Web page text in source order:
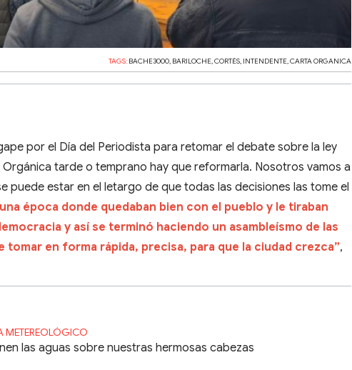
TAGS: BACHE3000, BARILOCHE,CORTÉS, INTENDENTE,CARTA ORGANICA
por el Día del Periodista para retomar el debate sobre la ley
tarde o temprano hay que reformarla. Nosotros vamos a
puede estar en el letargo de que todas las decisiones las tome el
época donde quedaban bien con el pueblo y le tiraban
y así se terminó haciendo un asambleísmo de las
tomar en forma rápida, precisa, para que la ciudad crezca”,
METEREOLÓGICO
las aguas sobre nuestras hermosas cabezas